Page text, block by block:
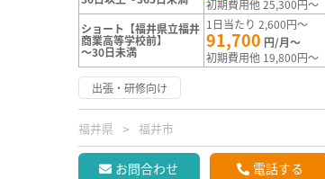
初期費用他 25,300円～
ショート【福井県立福井
商業高等学校前】
～30日未満
1日当たり 2,600円～
91,700 円/月～
初期費用他 19,800円～
出張・研修向け
福井県 福井市
お問合わせ 電話する